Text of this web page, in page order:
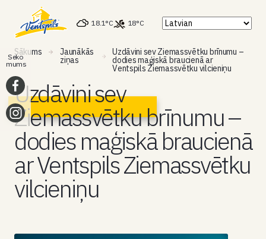
18.1°C 18°C
Sākums Jaunākās
ziņas
Uzdāvini sev Ziemassvētku brīnumu –
dodies maģiskā braucienā ar
Ventspils Ziemassvētku vilcieniņu
Uzdāvini sev
Ziemassvētku brīnumu –
dodies maģiskā braucienā
ar Ventspils Ziemassvētku
vilcieniņu
Seko
mums